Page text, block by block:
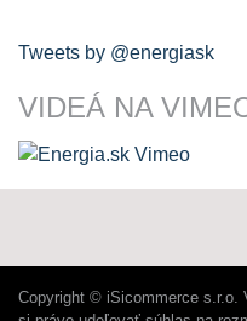
Tweets by @energiask
VIDEÁ NA
Copyright © iSicommerce s.r.o.